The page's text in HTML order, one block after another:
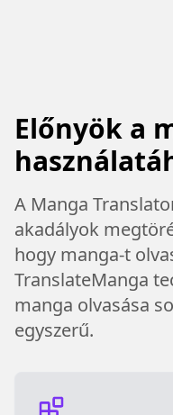
Előnyök a
A Manga
akadályok
hogy manga-t
TranslateManga
manga olvasása
egyszerű.